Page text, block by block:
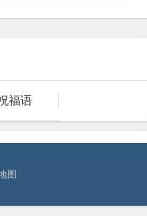
福语
图